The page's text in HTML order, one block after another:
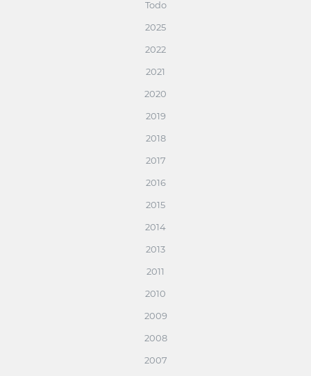
Todo
2025
2022
2021
2020
2019
2018
2017
2016
2015
2014
2013
2011
2010
2009
2008
2007